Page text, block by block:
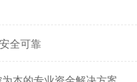
全可靠